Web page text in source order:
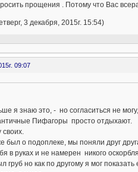
прощения . Потому что Вас
3 декабря, 2015г. 15:54)
09:07
я знаю это, - но согласиться не
Пифагоры просто отдыхают.
своих.
был о подоплеке, мы поняли друг
в руках и не намерен никого
груб но как по другому я мог